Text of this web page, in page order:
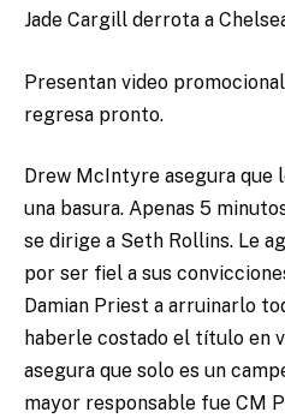
Jade Cargill derrota a
Presentan video
regresa pronto.
Drew McIntyre asegura que
una basura. Apenas 5
se dirige a Seth Rollins. Le
por ser fiel a sus
Damian Priest a arruinarlo
haberle costado el título en
asegura que solo es un
mayor responsable fue CM